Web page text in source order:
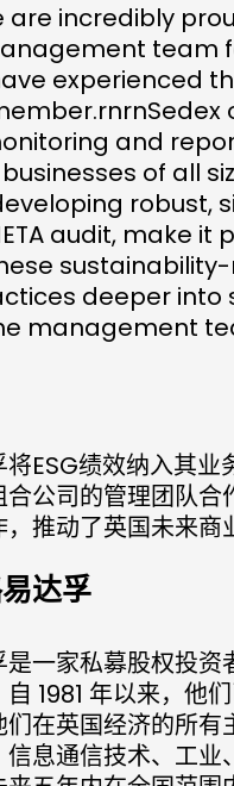
are incredibly
team
experienced
and
of all
robust,
audit, make
deeper into
management
将ESG绩效纳入其
合公司的管理团队
推动了英国未来商
达孚
是一家私募股权投
1981 年以来，他
们在英国经济的所
信息通信技术、工